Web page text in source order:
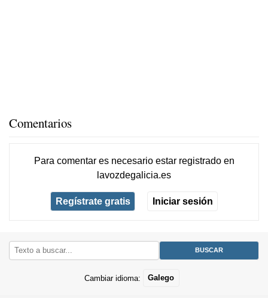
Comentarios
Para comentar es necesario estar registradoen
lavozdegalicia.es
Regístrate gratis Iniciar sesión
Cambiar idioma: Galego